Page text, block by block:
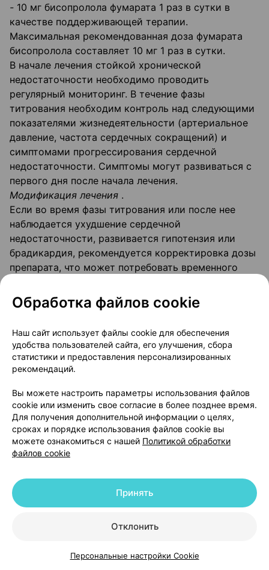
КаталогКорзинаИзбранноеПрофиль
- 10 мг бисопролола фумарата 1 раз в сутки в
качестве поддерживающей терапии.
Максимальная рекомендованная доза фумарата
бисопролола составляет 10 мг 1 раз в сутки.
В начале лечения стойкой хронической
недостаточности необходимо проводить
регулярный мониторинг. В течение фазы
титрования необходим контроль над следующими
показателями жизнедеятельности (артериальное
давление, частота сердечных сокращений) и
симптомами прогрессирования сердечной
недостаточности. Симптомы могут развиваться с
первого дня после начала лечения.
Модификация лечения .
Если во время фазы титрования или после нее
наблюдается ухудшение сердечной
недостаточности, развивается гипотензия или
брадикардия, рекомендуется корректировка дозы
препарата, что может потребовать временного
приостановления лечения. После стабилизации
состояния пациента лечение препаратом следует
Курс лечения препаратом длительный.
Продолжительность лечения зависит от характера
и течения заболевания.
изменять рекомендованную дозу без консультации
с врачом, особенно пациентам с ишемической
болезнью сердца, поскольку это может привести к
ухудшению состояния пациента. При
необходимости лечение препаратом следует
Пациенты с печеночной и почечной
недостаточностью.
Пациентам с нарушением функций печени
подбор дозы обычно производить не нужно.
Обработка файлов cookie
Наш сайт использует файлы cookie для обеспечения
удобства пользователей сайта, его улучшения, сбора
статистики и предоставления персонализированных
рекомендаций.
Вы можете настроить параметры использования файлов
cookie или изменить свое согласие в более позднее время.
Для получения дополнительной информации о целях,
сроках и порядке использования файлов cookie вы
можете ознакомиться с нашей Политикой обработки
файлов cookie
Отклонить
Принять
Персональные настройки Cookie